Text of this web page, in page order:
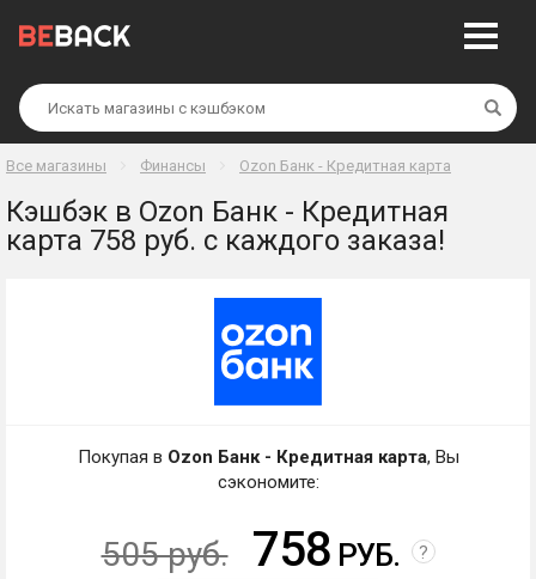
Все магазины Финансы Ozon Банк - Кредитная карта
Кэшбэк в Ozon Банк - Кредитная
карта 758 руб. с каждого заказа!
Покупая в Ozon Банк - Кредитная карта, Вы
сэкономите:
505 руб. 758 РУБ. ?